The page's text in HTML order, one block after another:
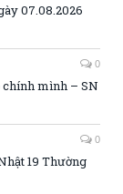
07.08.2026
0
mình – SN
0
19 Thường